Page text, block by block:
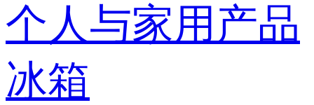
个人与家用产品
冰箱